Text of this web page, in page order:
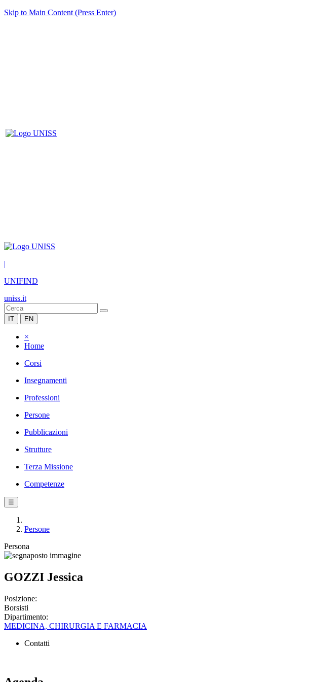
Skip to Main Content (Press Enter)
|
UNIFIND
uniss.it
IT EN
×
Home
Corsi
Insegnamenti
Professioni
Persone
Pubblicazioni
Strutture
Terza Missione
Competenze
☰
Persone
Persona
GOZZI Jessica
Posizione:
Borsisti
Dipartimento:
MEDICINA, CHIRURGIA E FARMACIA
Contatti